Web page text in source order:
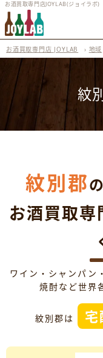
お酒買取専門店JOYLAB(ジョイラボ)
お酒買取専門店 JOYLAB › 地域
紋
紋別郡
お酒買取専
ワイン・シャンパン
焼酎など世界
紋別郡は 宅